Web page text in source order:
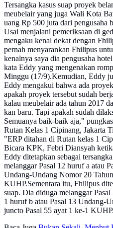
Tersangka kasus suap proyek
meubelair yang juga Wali Kota
uang Rp 500 juta dari pengusaha
Usai menjalani pemeriksaan di
mengaku kenal dekat dengan
pernah menyarankan Fhilipus
kenalnya saya dia pengusaha
kata Eddy yang mengenakan
Minggu (17/9).Kemudian, Eddy
Eddy mengakui bahwa ada
apakah proyek tersebut sudah
kalau meubelair ada tahun 2017
kan baru. Tapi apakah sudah
Semuanya baik-baik aja,"
Rutan Kelas 1 Cipinang, Jakarta
"ERP ditahan di Rutan kelas 1
Bicara KPK, Febri Diansyah
Eddy ditetapkan sebagai
melanggar Pasal 12 huruf a atau
Undang-Undang Nomor 20
KUHP.Sementara itu, Fhilipus
suap. Dia diduga melanggar
1 huruf b atau Pasal 13 Undang-
juncto Pasal 55 ayat 1 ke-1 KUHP.